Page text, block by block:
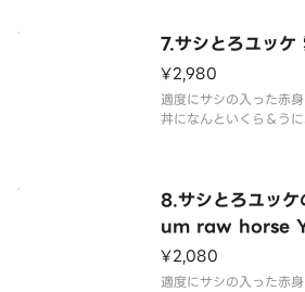
属のタレを掛けてお召
7.サシとろユッケ
¥2,980
適度にサシの入った赤
丼になんといくら＆う
8.サシとろユッ
um raw horse
with a Green
¥2,080
適度にサシの入った赤